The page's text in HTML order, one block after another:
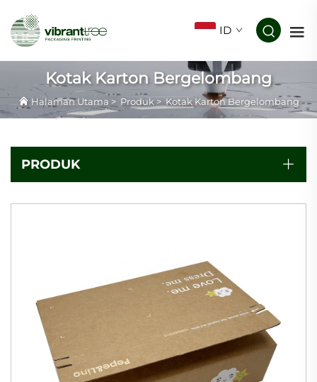
ID
Kotak Karton Bergelombang
Halaman Utama > Produk>Kotak Karton Bergelombang
PRODUK